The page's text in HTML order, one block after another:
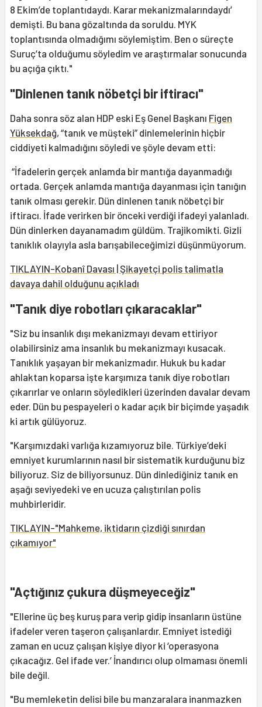
8 Ekim’de toplantıdaydı. Karar mekanizmalarındaydı’
demişti. Bu bana gözaltında da soruldu. MYK
toplantısında olmadığımı söylemiştim. Ben o süreçte
Suruç’ta olduğumu söyledim ve araştırmalar sonucunda
bu açığa çıktı."
"Dinlenen tanık nöbetçi bir iftiracı"
Daha sonra söz alan HDP eski Eş Genel Başkanı Figen
Yüksekdağ, “tanık ve müşteki” dinlemelerinin hiçbir
ciddiyeti kalmadığını söyledi ve şöyle devam etti:
“İfadelerin gerçek anlamda bir mantığa dayanmadığı
ortada. Gerçek anlamda mantığa dayanması için tanığın
tanık olması gerekir. Dün dinlenen tanık nöbetçi bir
iftiracı. İfade verirken bir önceki verdiği ifadeyi yalanladı.
Dün dinlerken dayanamadım güldüm. Trajikomikti. Gizli
tanıklık olayıyla asla barışabileceğimizi düşünmüyorum.
TIKLAYIN-Kobanî Davası | Şikayetçi polis talimatla
davaya dahil olduğunu açıkladı
"Tanık diye robotları çıkaracaklar"
"Siz bu insanlık dışı mekanizmayı devam ettiriyor
olabilirsiniz ama insanlık bu mekanizmayı kusacak.
Tanıklık yaşayan bir mekanizmadır. Hukuk bu kadar
ahlaktan koparsa işte karşımıza tanık diye robotları
çıkarırlar ve onların söyledikleri üzerinden davalar devam
eder. Dün bu pespayeleri o kadar açık bir biçimde yaşadık
ki artık gülüyoruz.
"Karşımızdaki varlığa kızamıyoruz bile. Türkiye’deki
emniyet kurumlarının nasıl bir sistematik kurduğunu biz
biliyoruz. Siz de biliyorsunuz. Dün dinlediğiniz tanık en
aşağı seviyedeki ve en ucuza çalıştırılan polis
muhbirleridir.
TIKLAYIN-"Mahkeme, iktidarın çizdiği sınırdan
çıkamıyor"
"Açtığınız çukura düşmeyeceğiz"
"Ellerine üç beş kuruş para verip gidip insanların üstüne
ifadeler veren taşeron çalışanlardır. Emniyet istediği
zaman en ucuz çalışan kişiye diyor ki ‘operasyona
çıkacağız. Gel ifade ver.’ İnandırıcı olup olmaması önemli
bile değil.
"Bu memleketin delisi bile bu manzaralara inanmazken